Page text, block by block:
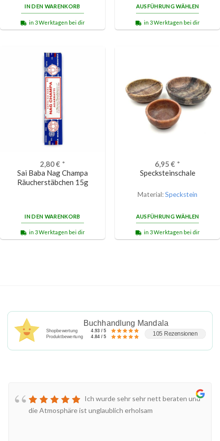
IN DEN WARENKORB
in 3 Werktagen bei dir
AUSFÜHRUNG WÄHLEN
in 3 Werktagen bei dir
2,80€ *
Sai Baba Nag Champa
Räucherstäbchen 15g
IN DEN WARENKORB
in 3 Werktagen bei dir
6,95 € *
Specksteinschale
Material:Speckstein
AUSFÜHRUNG WÄHLEN
in 3 Werktagen bei dir
Buchhandlung Mandala
Shopbewertung 4.93 / 5
Produktbewertung 4.84 / 5 105 Rezensionen
Ich wurde sehr sehr nett beraten und
die Atmosphäre ist unglaublich erholsam